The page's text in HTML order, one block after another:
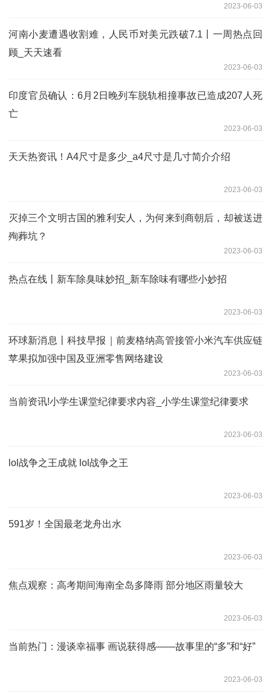
2023-06-03
河南小麦遭遇收割难，人民币对美元跌破7.1丨一周热点回
顾_天天速看
2023-06-03
印度官员确认：6月2日晚列车脱轨相撞事故已造成207人死
亡
2023-06-03
天天热资讯！A4尺寸是多少_a4尺寸是几寸简介介绍
2023-06-03
灭掉三个文明古国的雅利安人，为何来到商朝后，却被送进
殉葬坑？
2023-06-03
热点在线丨新车除臭味妙招_新车除味有哪些小妙招
2023-06-03
环球新消息丨科技早报｜前麦格纳高管接管小米汽车供应链
苹果拟加强中国及亚洲零售网络建设
2023-06-03
当前资讯!小学生课堂纪律要求内容_小学生课堂纪律要求
2023-06-03
lol战争之王成就 lol战争之王
2023-06-03
591岁！全国最老龙舟出水
2023-06-03
焦点观察：高考期间海南全岛多降雨 部分地区雨量较大
2023-06-03
当前热门：漫谈幸福事 画说获得感——故事里的“多”和“好”
2023-06-03